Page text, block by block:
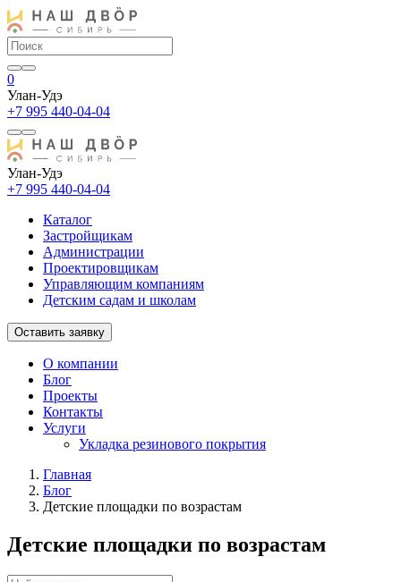
0
Улан-Удэ
+7 995 440-04-04
Улан-Удэ
+7 995 440-04-04
Каталог
Застройщикам
Администрации
Проектировщикам
Управляющим компаниям
Детским садам и школам
Оставить заявку
О компании
Блог
Проекты
Контакты
Услуги
Укладка резинового покрытия
Главная
Блог
Детские площадки по возрастам
Детские площадки по возрастам